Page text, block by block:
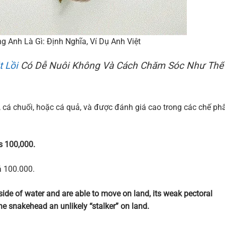
Anh Là Gì: Định Nghĩa, Ví Dụ Anh Việt
LồiCó Dễ Nuôi Không Và Cách Chăm Sóc Như Thế
chuối, hoặc cá quả, và được đánh giá cao trong các chế
100,000.
100.000.
of water and are able to move on land, its weak pectoral
snakehead an unlikely “stalker” on land.